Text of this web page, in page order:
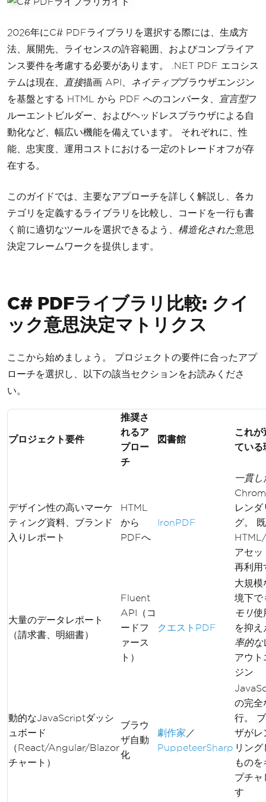
2026年にC# PDFライブラリを選択する際には、生成方
法、展開先、ライセンスの許容範囲、およびコンプライア
ンス要件を考慮する必要があります。 .NET PDF エコシス
テムは現在、直接描画 API、 ネイティブブラウザエンジン
を基盤とする HTML から PDF へのコンバータ、
宣言型フ
ルーエントビルダー、およびヘッドレスブラウザによる自
動化など、幅広い機能を備えています。 それぞれに、性
能、忠実度、運用コストにおける 一定のトレードオフが存
在する。
このガイドでは、主要なアプローチを詳しく解説し、各カ
テゴリを定義するライブラリを比較し、コードを一行も書
く前に適切なツールを選択できるよう、 構造化された意思
決定フレームワークを提供します。
C# PDFライブラリ比較: クイ
ック意思決定マトリクス
ここから始めましょう。 プロジェクトの要件に合ったアプ
ローチを選択し、以下の該当セクションをお読みくださ
い。
プロジェクト要件
推奨さ
れるア
プロー
チ
図書館
これが
ている
デザイン性の高いマーケ
ティング資料、ブランド
入りレポート
HTML
から
PDFへ
IronPDF
一貫し
レンダ
グ。
アセッ
再利用
大量のデータレポート
（請求書、明細書）
Fluent
API（コ
ードフ
ァース
ト）
クエストPDF
大規模
境下で
モリ使
を抑え
率的な
アウト
ジン
動的なJavaScriptダッシ
ュボード
（React/Angular/Blazor
チャート）
ブラウ
ザ自動
化
劇作家 ／
PuppeteerSharp
の完全
行。
ザがレ
リング
ものを
プチャ
す